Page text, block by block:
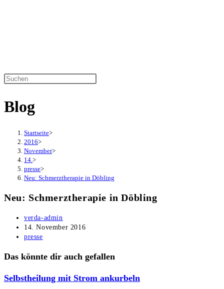
Diese
durchsuchen
Blog
Startseite>
2016>
November>
14. >
presse>
Neu: Schmerztherapie in Döbling
Neu: Schmerztherapie in Döbling
Beitrags-
Autor:
verda-admin
Beitrag
veröffentlicht:
14. November 2016
Beitrags-
presse
Das könnte dir auch gefallen
Selbstheilung mit Strom ankurbeln